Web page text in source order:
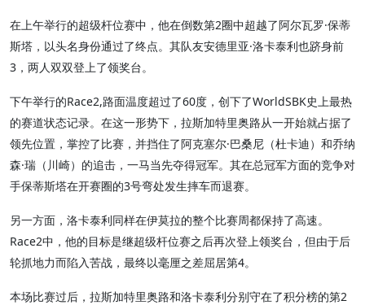
在上午举行的超级杆位赛中，他在倒数第2圈中超越了阿尔瓦罗·保蒂
斯塔，以头名身份通过了终点。其队友安德里亚·洛卡泰利也跻身前
3，两人双双登上了领奖台。
下午举行的Race2,路面温度超过了60度，创下了WorldSBK史上最热
的赛道状态记录。在这一形势下，拉斯加特里奥路从一开始就占据了
领先位置，掌控了比赛，并挡住了阿克塞尔·巴桑尼（杜卡迪）和乔纳
森·瑞（川崎）的追击，一马当先夺得冠军。其在总冠军方面的竞争对
手保蒂斯塔在开赛圈的3号弯处发生摔车而退赛。
另一方面，洛卡泰利同样在伊莫拉的整个比赛周都保持了高速。
Race2中，他的目标是继超级杆位赛之后再次登上领奖台，但由于后
轮抓地力而陷入苦战，最终以毫厘之差屈居第4。
本场比赛过后，拉斯加特里奥路和洛卡泰利分别守在了积分榜的第2